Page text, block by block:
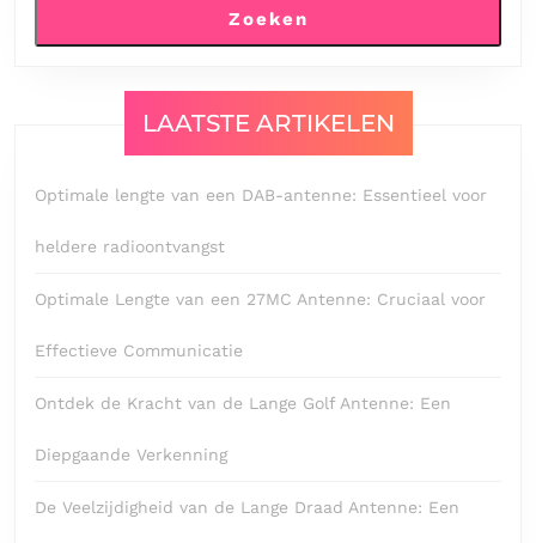
Zoeken
LAATSTE ARTIKELEN
Optimale lengte van een DAB-antenne: Essentieel voor
heldere radioontvangst
Optimale Lengte van een 27MC Antenne: Cruciaal voor
Effectieve Communicatie
Ontdek de Kracht van de Lange Golf Antenne: Een
Diepgaande Verkenning
De Veelzijdigheid van de Lange Draad Antenne: Een